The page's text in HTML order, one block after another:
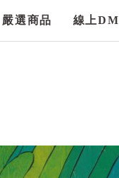
嚴選商品 線上DM